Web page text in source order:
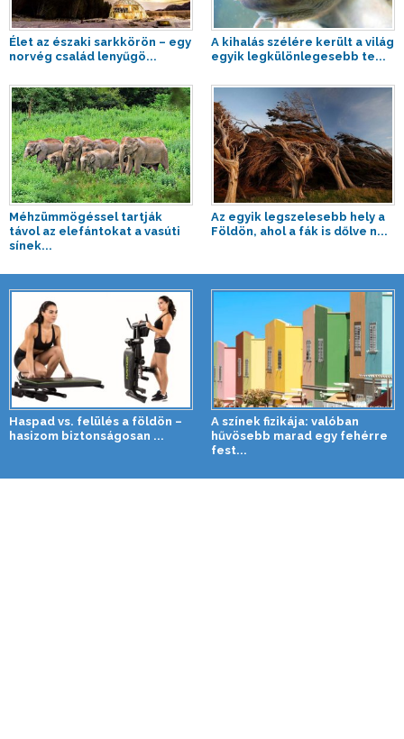
Élet az északi sarkkörön – egy
norvég család lenyűgö...
A kihalás szélére került a világ
egyik legkülönlegesebb te...
Méhzümmögéssel tartják
távol az elefántokat a vasúti
sínek...
Az egyik legszelesebb hely a
Földön, ahol a fák is dőlve n...
Haspad vs. felülés a földön –
hasizom biztonságosan ...
A színek fizikája: valóban
hűvösebb marad egy fehérre
fest...